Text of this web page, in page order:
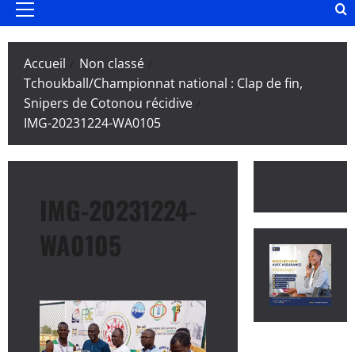
Menu
Accueil
Non classé
Tchoukball/Championnat national : Clap de fin,
Snipers de Cotonou récidive
IMG-20231224-WA0105
IMG-20231224-
WA0105